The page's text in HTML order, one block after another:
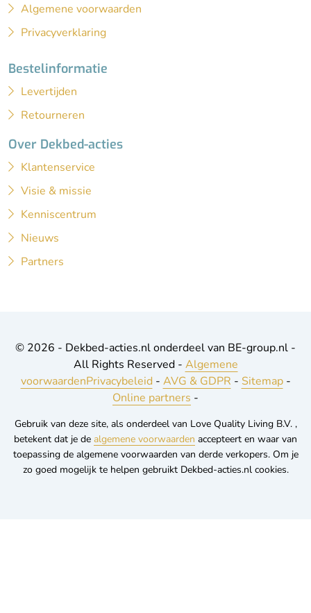
Algemene voorwaarden
Privacyverklaring
Bestelinformatie
Levertijden
Retourneren
Over Dekbed-acties
Klantenservice
Visie & missie
Kenniscentrum
Nieuws
Partners
© 2026 - Dekbed-acties.nl onderdeel van BE-group.nl -
All Rights Reserved - Algemene
voorwaardenPrivacybeleid- AVG & GDPR - Sitemap-
Online partners -
Gebruik van deze site, als onderdeel van Love Quality Living B.V. ,
betekent dat je de algemene voorwaarden accepteert en waar van
toepassing de algemene voorwaarden van derde verkopers. Om je
zo goed mogelijk te helpen gebruikt Dekbed-acties.nl cookies.